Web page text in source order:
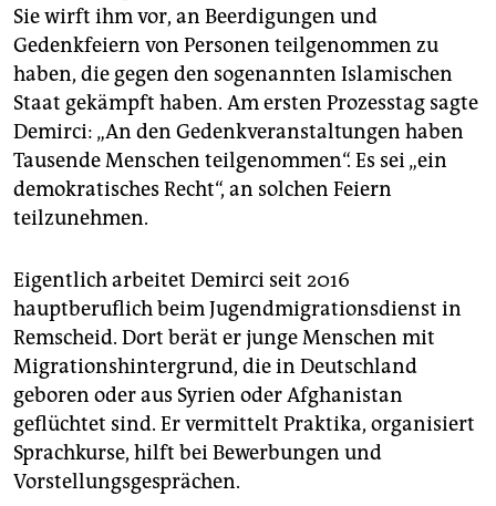
Sie wirft ihm vor, an Beerdigungen und
Gedenkfeiern von Personen teilgenommen zu
haben, die gegen den sogenannten Islamischen
Staat gekämpft haben. Am ersten Prozesstag sagte
Demirci: „An den Gedenkveranstaltungen haben
Tausende Menschen teilgenommen“. Es sei „ein
demokratisches Recht“, an solchen Feiern
teilzunehmen.
Eigentlich arbeitet Demirci seit 2016
hauptberuflich beim Jugendmigra­tions­dienst in
Remscheid. Dort berät er junge Menschen mit
Migrationshintergrund, die in Deutschland
geboren oder aus Syrien oder Afghanistan
geflüchtet sind. Er vermittelt Praktika, organisiert
Sprachkurse, hilft bei Bewerbungen und
Vorstellungsgesprächen.